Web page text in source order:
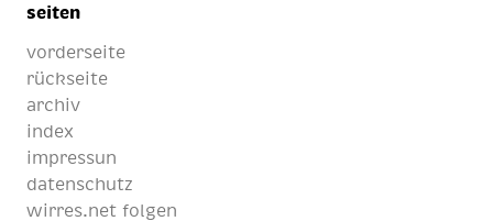
seiten
vorderseite
rückseite
archiv
index
impressun
datenschutz
wirres.net folgen